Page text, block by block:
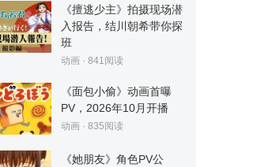
《擅逃少主》拍摄现场潜
入报告，结川朝希带你探
班
动画 · 841 阅读
《面包小偷》动画首曝
PV，2026年10月开播
动画 · 835阅读
《她朋友》角色PV公